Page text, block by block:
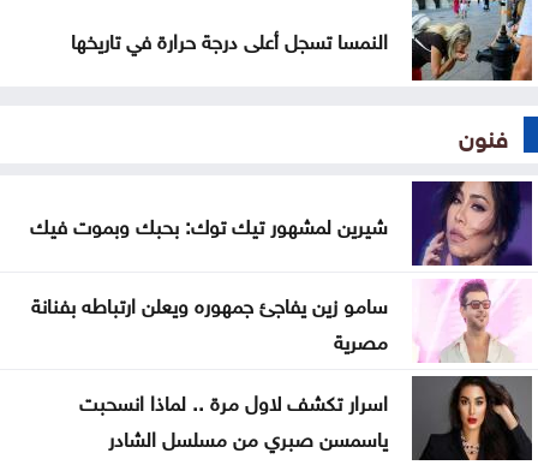
النمسا تسجل أعلى درجة حرارة في تاريخها
فنون
شيرين لمشهور تيك توك: بحبك وبموت فيك
سامو زين يفاجئ جمهوره ويعلن ارتباطه بفنانة
مصرية
اسرار تكشف لاول مرة .. لماذا انسحبت
ياسمسن صبري من مسلسل الشادر